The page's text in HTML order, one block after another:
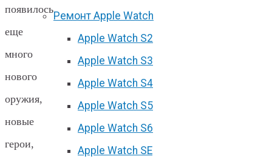
Ремонт Apple Watch
Apple Watch S2
Apple Watch S3
Apple Watch S4
Apple Watch S5
Apple Watch S6
Apple Watch SE
появилось
еще
много
нового
оружия,
новые
герои,